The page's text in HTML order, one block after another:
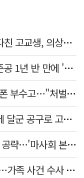
'장윤기 사건' 피해 여고생 돕다가 다친 고교생, 의상자 인정
"아파트 외벽 테라스가 통째로"…준공 1년 반 만에 '아찔 사고'
전북 경찰 간부 '女교사 몰카' 아들 폰 부수고…"처벌 못하는 사안" 내부망에 글
'외도 의심' 아내 화장실에 묶고 불에 달군 공구로 고문…남편 검거
김병삼 경북 영천시장, 이번엔 국회 공략…'마사회 본사 이전·광역교통망 확충' 요청
경찰, 9월 초부터 상피제 전격 실시…가족 사건 수사 못해